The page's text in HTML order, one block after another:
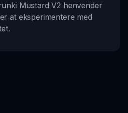
Mustard V2 henvender
at eksperimentere med